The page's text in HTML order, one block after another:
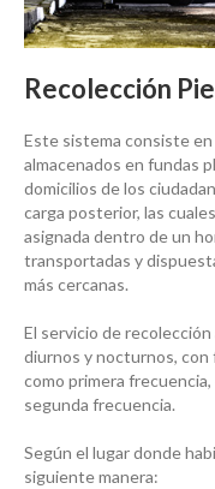
Recolección
Este sistema consiste
almacenados en fundas
domicilios de los
carga posterior, las
asignada dentro de un
transportadas y
más cercanas.
El servicio de
diurnos y nocturnos, con
como primera
segunda frecuencia.
Según el lugar donde
siguiente manera: